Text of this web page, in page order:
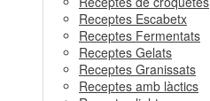
Receptes Escabetx
Receptes Fermentats
Receptes Gelats
Receptes Granissats
Receptes amb làctics